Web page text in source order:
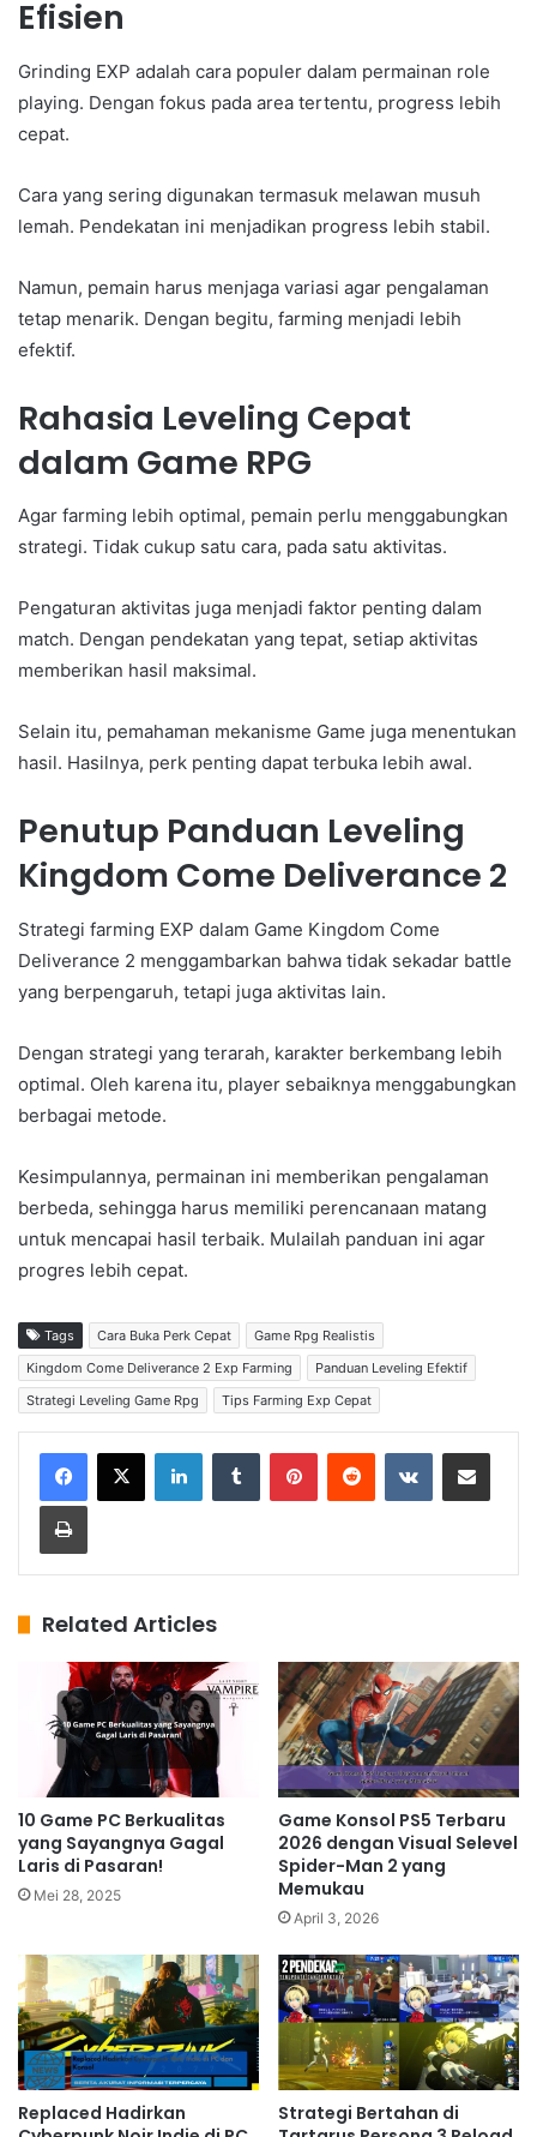
Efisien
Grinding EXP adalah cara populer dalam permainan role
playing. Dengan fokus pada area tertentu, progress lebih
cepat.
Cara yang sering digunakan termasuk melawan musuh
lemah. Pendekatan ini menjadikan progress lebih stabil.
Namun, pemain harus menjaga variasi agar pengalaman
tetap menarik. Dengan begitu, farming menjadi lebih
efektif.
Rahasia Leveling Cepat
dalam Game RPG
Agar farming lebih optimal, pemain perlu menggabungkan
strategi. Tidak cukup satu cara, pada satu aktivitas.
Pengaturan aktivitas juga menjadi faktor penting dalam
match. Dengan pendekatan yang tepat, setiap aktivitas
memberikan hasil maksimal.
Selain itu, pemahaman mekanisme Game juga menentukan
hasil. Hasilnya, perk penting dapat terbuka lebih awal.
Penutup Panduan Leveling
Kingdom Come Deliverance 2
Strategi farming EXP dalam Game Kingdom Come
Deliverance 2 menggambarkan bahwa tidak sekadar battle
yang berpengaruh, tetapi juga aktivitas lain.
Dengan strategi yang terarah, karakter berkembang lebih
optimal. Oleh karena itu, player sebaiknya menggabungkan
berbagai metode.
Kesimpulannya, permainan ini memberikan pengalaman
berbeda, sehingga harus memiliki perencanaan matang
untuk mencapai hasil terbaik. Mulailah panduan ini agar
progres lebih cepat.
Tags Cara Buka Perk Cepat
Game Rpg Realistis
Kingdom Come Deliverance 2 Exp Farming
Panduan Leveling Efektif
Strategi Leveling Game Rpg
Tips Farming Exp Cepat
Related Articles
10 Game PC Berkualitas
yang Sayangnya Gagal
Laris di Pasaran!
Mei 28, 2025
Game Konsol PS5 Terbaru
2026 dengan Visual Selevel
Spider-Man 2 yang
Memukau
April 3, 2026
Replaced Hadirkan
Strategi Bertahan di